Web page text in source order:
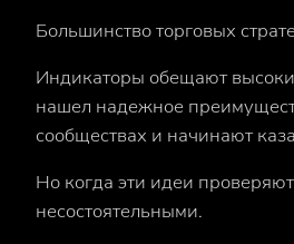
Большинство торговых
Индикаторы обещают
нашел надежное
сообществах и начинают
Но когда эти идеи
несостоятельными.